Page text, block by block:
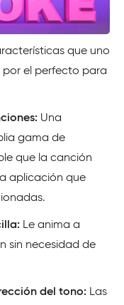
que uno
por el perfecto para
Una
gama de
que la canción
aplicación que
Le anima a
sin necesidad de
del tono: Las